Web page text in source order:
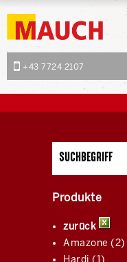
+43 7724 2107
Produkte
zurück
Amazone (2)
Hardi (1)